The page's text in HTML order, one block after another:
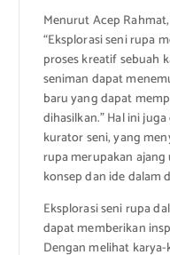
Menurut Acep
“Eksplorasi seni rupa
proses kreatif sebuah
seniman dapat
baru yang dapat
dihasilkan.” Hal ini
kurator seni, yang
rupa merupakan
konsep dan ide dalam
Eksplorasi seni rupa
dapat memberikan
Dengan melihat